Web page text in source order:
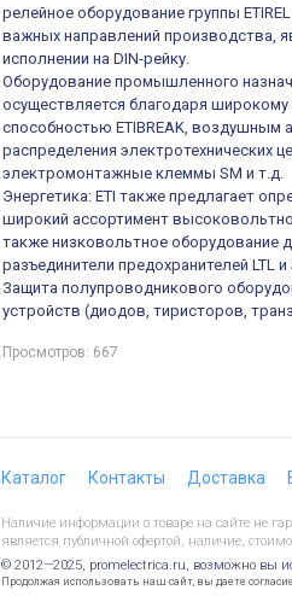
релейное оборудование группы
важных направлений производства,
исполнении на DIN-рейку.
Оборудование промышленного
осуществляется благодаря
способностью ETIBREAK, воздушным
распределения электротехнических
электромонтажные клеммы SM и т.д.
Энергетика: ETI также предлагает
широкий ассортимент
также низковольтное оборудование
разъединители предохранителей LTL
Защита полупроводникового
устройств (диодов, тиристоров,
Просмотров: 667
Каталог Контакты Доставка
Наличие информации о товаре на сайте не
является публичной офертой, наличие,
© 2012—2025, promelectrica.ru, возможно вы
Продолжая использовать наш сайт, вы даете